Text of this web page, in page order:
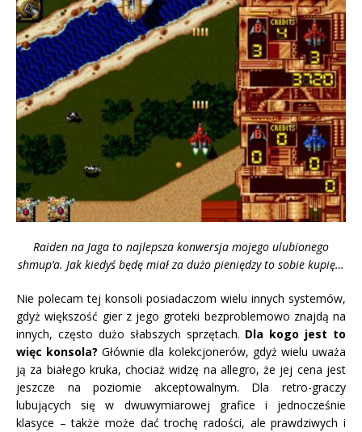
Raiden na Jaga to najlepsza konwersja mojego ulubionego
shmup’a. Jak kiedyś będę miał za dużo pieniędzy to sobie kupię…
Nie polecam tej konsoli posiadaczom wielu innych systemów,
gdyż większość gier z jego groteki bezproblemowo znajdą na
innych, często dużo słabszych sprzętach. Dla kogo jest to
więc konsola? Głównie dla kolekcjonerów, gdyż wielu uważa
ją za białego kruka, chociaż widzę na allegro, że jej cena jest
jeszcze na poziomie akceptowalnym. Dla retro-graczy
lubujących się w dwuwymiarowej grafice i jednocześnie
klasyce – także może dać trochę radości, ale prawdziwych i